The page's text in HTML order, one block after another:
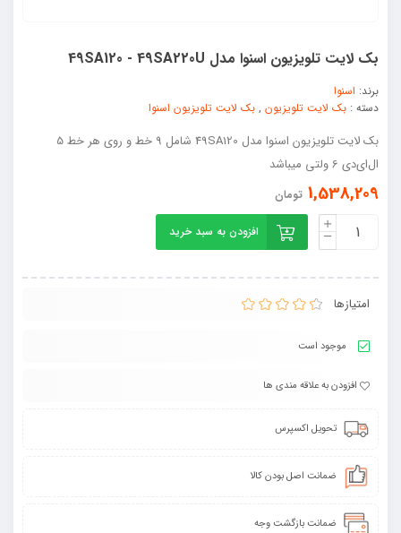
بک لایت تلویزیون اسنوا مدل 49SA120 - 49SA220U
برند: اسنوا
دسته : بک لایت تلویزیون , بک لایت تلویزیون اسنوا
بک لایت تلویزیون اسنوا مدل 49SA120 شامل 9 خط و روی هر خط 5
ال‌ای‌دی 6 ولتی میباشد
1,538,209 تومان
افزودن به سبد خرید
امتیازها
موجود است
افزودن به علاقه مندی ها
تحویل اکسپرس
ضمانت اصل بودن کالا
ضمانت بازگشت وجه